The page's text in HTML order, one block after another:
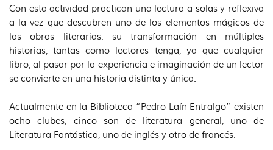
Con esta actividad practican una lectura a solas y reflexiva
a la vez que descubren uno de los elementos mágicos de
las obras literarias: su transformación en múltiples
historias, tantas como lectores tenga, ya que cualquier
libro, al pasar por la experiencia e imaginación de un lector
se convierte en una historia distinta y única.
Actualmente en la Biblioteca “Pedro Laín Entralgo” existen
ocho clubes, cinco son de literatura general, uno de
Literatura Fantástica, uno de inglés y otro de francés.